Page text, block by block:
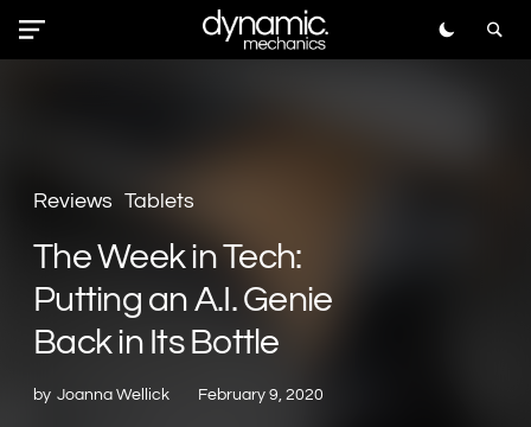
Reviews Tablets
The Week in Tech:
Putting an A.I. Genie
Back in Its Bottle
by Joanna Wellick February 9, 2020